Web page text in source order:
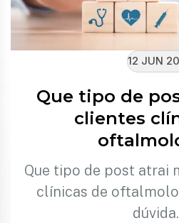
12 JUN
Que tipo de
clientes
Que tipo de post atrai
clínicas de